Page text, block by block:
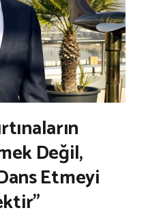
Değil,
Etmeyi